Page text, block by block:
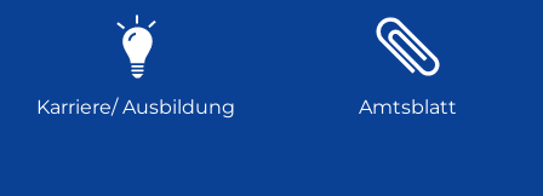
Karriere/ Ausbildung Amtsblatt